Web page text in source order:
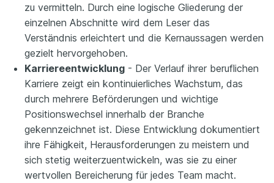
zu vermitteln. Durch eine logische Gliederung der
einzelnen Abschnitte wird dem Leser das
Verständnis erleichtert und die Kernaussagen werden
gezielt hervorgehoben.
Karriereentwicklung - Der Verlauf ihrer beruflichen
Karriere zeigt ein kontinuierliches Wachstum, das
durch mehrere Beförderungen und wichtige
Positionswechsel innerhalb der Branche
gekennzeichnet ist. Diese Entwicklung dokumentiert
ihre Fähigkeit, Herausforderungen zu meistern und
sich stetig weiterzuentwickeln, was sie zu einer
wertvollen Bereicherung für jedes Team macht.